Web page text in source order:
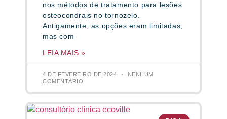
nos métodos de tratamento para lesões
osteocondrais no tornozelo.
Antigamente, as opções eram limitadas,
mas com
LEIA MAIS »
4 DE FEVEREIRO DE 2024
NENHUM
COMENTÁRIO